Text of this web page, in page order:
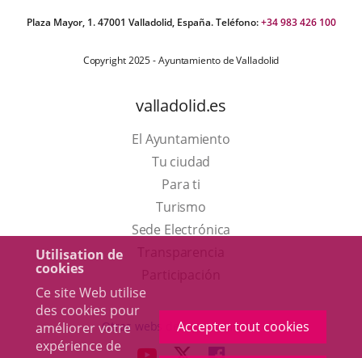
Utilisation de
cookies
Ce site Web utilise
des cookies pour
améliorer votre
expérience de
Accepter tout cookies
Plaza Mayor, 1. 47001 Valladolid, España. Teléfono:+34 983 426 100
Copyright 2025 - Ayuntamiento de Valladolid
valladolid.es
El Ayuntamiento
Tu ciudad
Para ti
TurismoEste
enlace
una
ventana
Sede Electrónica
externa.
Otras webs del ayuntamiento
ENLACEENLACEENLACE